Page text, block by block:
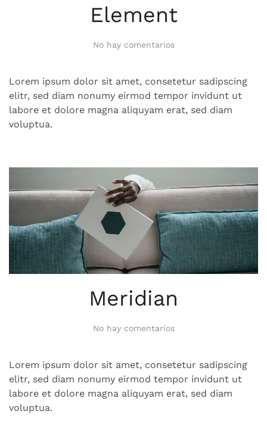
Element
No hay comentariosen
Lorem ipsum dolor sit amet, consetetur sadipscing
elitr, sed diam nonumy eirmod tempor invidunt ut
labore et dolore magna aliquyam erat, sed diam
voluptua.
Meridian
No hay comentariosen
Lorem ipsum dolor sit amet, consetetur sadipscing
elitr, sed diam nonumy eirmod tempor invidunt ut
labore et dolore magna aliquyam erat, sed diam
voluptua.